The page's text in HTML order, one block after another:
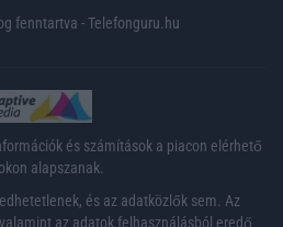
fenntartva - Telefonguru.hu
és számítások a piacon elérhető
alapszanak.
és az adatközlők sem. Az
az adatok felhasználásból eredő